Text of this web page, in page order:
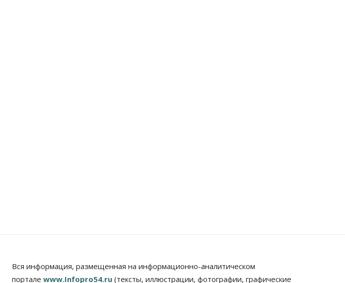
Вся информация, размещенная на информационно-аналитическом
портале www.Infopro54.ru (тексты, иллюстрации, фотографии, графические